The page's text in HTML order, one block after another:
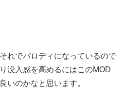
れでパロディになっているので
没入感を高めるにはこのMOD
いのかなと思います。